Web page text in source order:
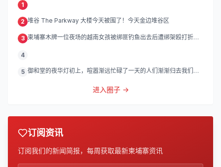
1
2 堆谷 The Parkway 大楼今天被围了！今天金边堆谷区
3 柬埔寨木牌一位夜场的越南女孩被绑匪钓鱼出去后遭绑架殴打折
4
5 御和堂的夜华灯初上，喧嚣渐远忙碌了一天的人们渐渐归去我们的
进入圈子 →
订阅资讯
订阅我们的新闻简报，每周获取最新柬埔寨资讯